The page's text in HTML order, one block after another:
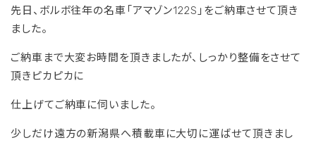
先日、ボルボ往年の名車「アマゾン122S」をご納車させて頂き
ました。
ご納車まで大変お時間を頂きましたが、しっかり整備をさせて
頂きピカピカに
仕上げてご納車に伺いました。
少しだけ遠方の新潟県へ積載車に大切に運ばせて頂きまし